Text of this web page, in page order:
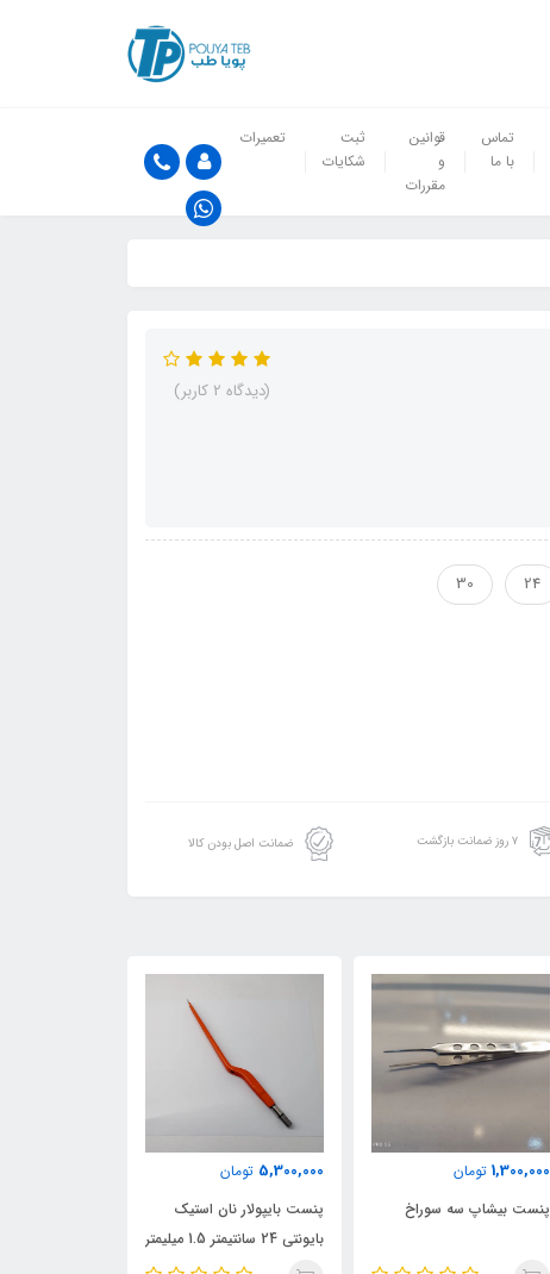
تماس
با ما
قوانین
و
مقررات
ثبت
شکایات
تعمیرات
(دیدگاه 2 کاربر)
24
30
۷ روز ضمانت بازگشت ضمانت اصل بودن کالا
1,300,000 تومان
پنست بیشاپ سه سوراخ
5,300,000 تومان
پنست بایپولار نان استیک
بایونتی 24 سانتیمتر 1.5 میلیمتر